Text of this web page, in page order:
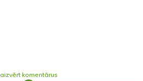
aizvērt komentārus